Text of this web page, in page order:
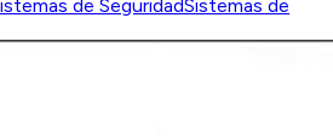
de SeguridadSistemas de